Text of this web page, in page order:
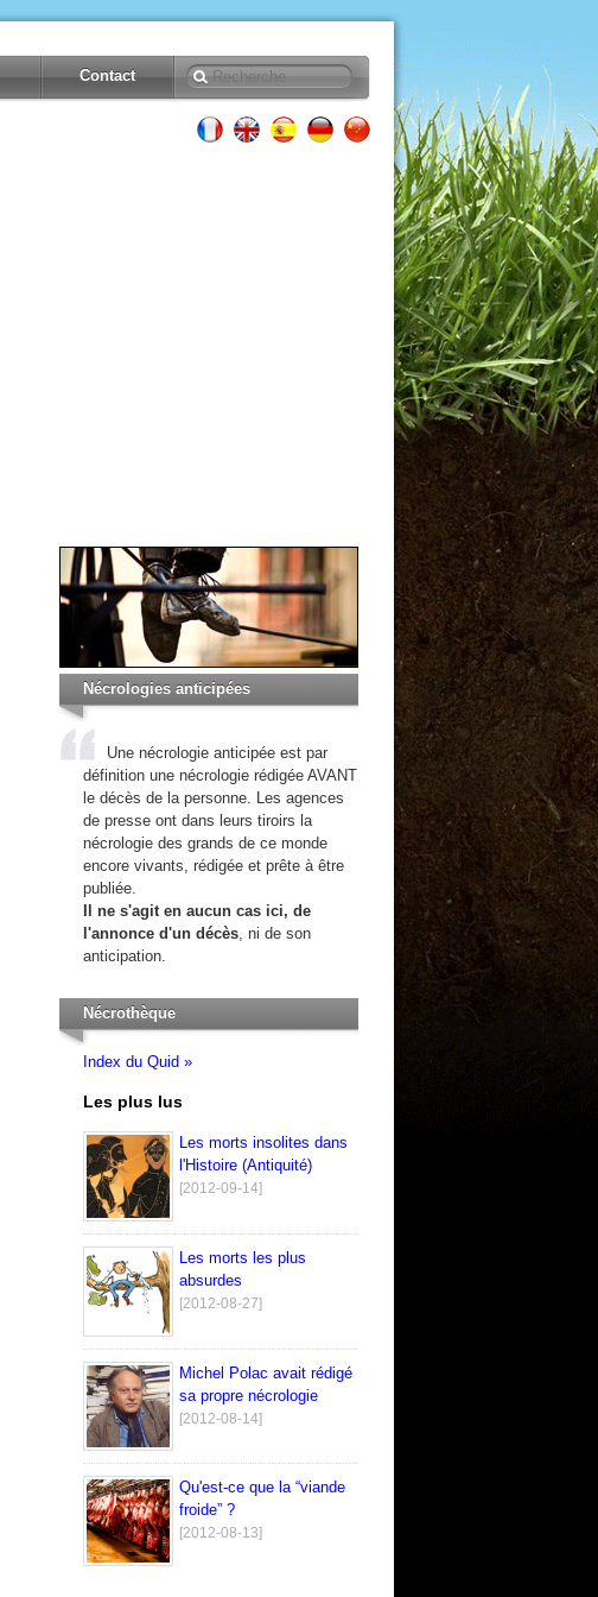
Contact
Nécrologies anticipées
Une nécrologie anticipée est par
définition une nécrologie rédigée AVANT
le décès de la personne. Les agences
de presse ont dans leurs tiroirs la
nécrologie des grands de ce monde
encore vivants, rédigée et prête à être
publiée.
Il ne s'agit en aucun cas ici, de
l'annonce d'un décès, ni de son
anticipation.
Nécrothèque
Index du Quid »
Les plus lus
Les morts insolites dans
l'Histoire (Antiquité)
[2012-09-14]
Les morts les plus
absurdes
[2012-08-27]
Michel Polac avait rédigé
sa propre nécrologie
[2012-08-14]
Qu'est-ce que la “viande
froide” ?
[2012-08-13]